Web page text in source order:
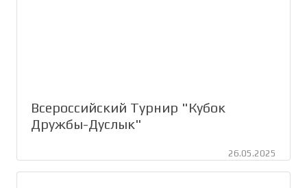
Всероссийский Турнир "Кубок
Дружбы-Дуслык"
26.05.2025